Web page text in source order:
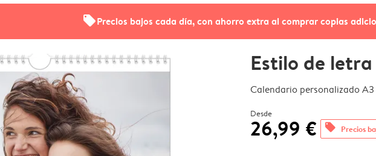
offersPrecios bajos cada día, con ahorro extra al comprar copias
Estilo de letra
Calendario personalizado A3
Desde
26,99 € offers Precios